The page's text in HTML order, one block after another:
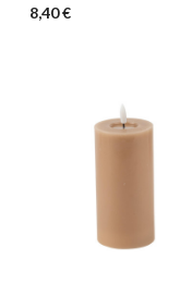
8,40 €